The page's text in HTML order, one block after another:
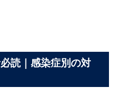
読｜感染症別の対